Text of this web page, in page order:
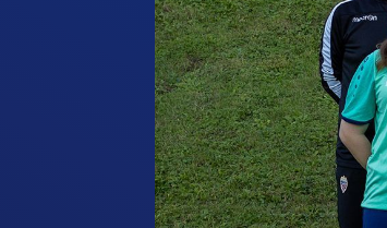
Schiedsrichter
Nachhaltigkeit